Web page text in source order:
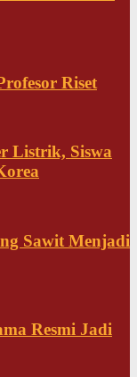
Riset
Listrik, Siswa
Sawit Menjadi
Resmi Jadi